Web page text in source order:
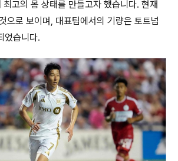
고의 몸 상태를 만들고자 했습니다. 현재
으로 보이며, 대표팀에서의 기량은 토트넘
었습니다.